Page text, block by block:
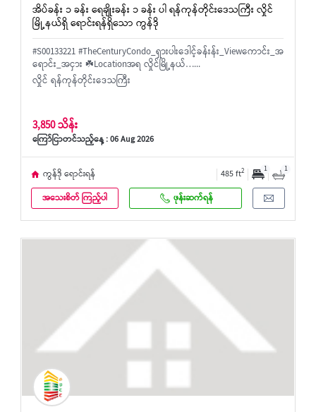
အိပ်ခန်း ၁ ခန်း ရေချိုးခန်း ၁ ခန်း ပါ ရန်ကုန်တိုင်းဒေသကြီး လှိုင်
မြို့နယ်ရှိ ရောင်းရန်ရှိသော ကွန်ဒို
#S00133221 #TheCenturyCondo_‌ရှားပါးဒေါင့်ခန်းန်း_Viewကောင်း_အ
ရောင်း_အငှား ☘️Locationအရ လှိုင်မြို့နယ်…...
လှိုင် ရန်ကုန်တိုင်းဒေသကြီး
3,850 သိန်း
ကြော်ငြာတင်သည့်နေ့ : 06 Aug 2026
ကွန်ဒို ရောင်းရန် 485 ft2 1 1
အသေးစိတ် ကြည့်ပါ ဖုန်းဆက်ရန်